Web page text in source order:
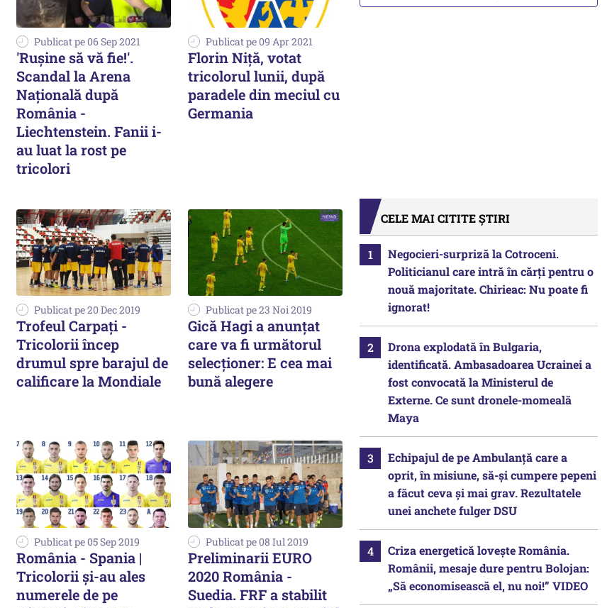
Publicat pe 06 Sep 2021
'Rușine să vă fie!'.
Scandal la Arena
Națională după
România -
Liechtenstein. Fanii i-
au luat la rost pe
tricolori
Publicat pe 09 Apr 2021
Florin Niţă, votat
tricolorul lunii, după
paradele din meciul cu
Germania
Publicat pe 20 Dec 2019
Trofeul Carpați -
Tricolorii încep
drumul spre barajul de
calificare la Mondiale
Publicat pe 23 Noi 2019
Gică Hagi a anunţat
care va fi următorul
selecţioner: E cea mai
bună alegere
Publicat pe 05 Sep 2019
România - Spania |
Tricolorii și-au ales
numerele de pe
Publicat pe 08 Iul 2019
Preliminarii EURO
2020 România -
Suedia. FRF a stabilit
CELE MAI CITITE ȘTIRI
Negocieri-surpriză la Cotroceni.
Politicianul care intră în cărți pentru o
nouă majoritate. Chirieac: Nu poate fi
ignorat!
Drona explodată în Bulgaria,
identificată. Ambasadoarea Ucrainei a
fost convocată la Ministerul de
Externe. Ce sunt dronele-momeală
Maya
Echipajul de pe Ambulanță care a
oprit, în misiune, să-și cumpere pepeni
a făcut ceva și mai grav. Rezultatele
unei anchete fulger DSU
Criza energetică lovește România.
Românii, mesaje dure pentru Bolojan:
„Să economisească el, nu noi!” VIDEO